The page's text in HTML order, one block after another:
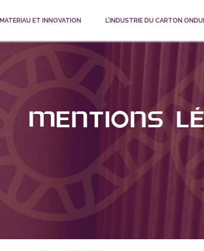
MATERIAU ET INNOVATION L’INDUSTRIE DU CARTON
Mentions